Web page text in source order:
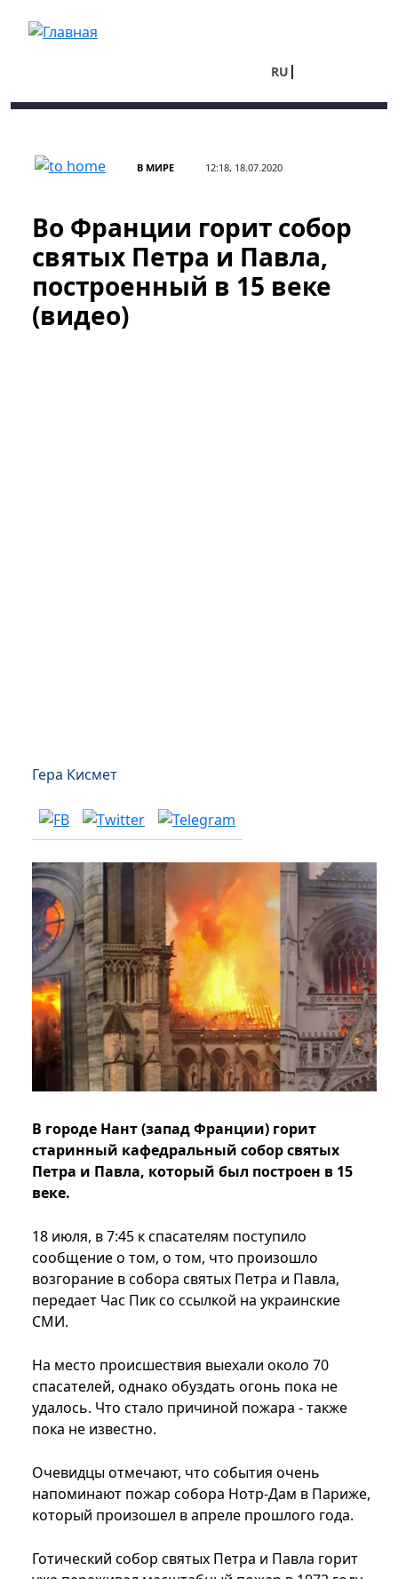
RU
В МИРЕ 12:18, 18.07.2020
Во Франции горит собор
святых Петра и Павла,
построенный в 15 веке
(видео)
Гера Кисмет
В городе Нант (запад Франции) горит
старинный кафедральный собор святых
Петра и Павла, который был построен в 15
веке.
18 июля, в 7:45 к спасателям поступило
сообщение о том, о том, что произошло
возгорание в собора святых Петра и Павла,
передает Час Пик со ссылкой на украинские
СМИ.
На место происшествия выехали около 70
спасателей, однако обуздать огонь пока не
удалось. Что стало причиной пожара - также
пока не известно.
Очевидцы отмечают, что события очень
напоминают пожар собора Нотр-Дам в Париже,
который произошел в апреле прошлого года.
Готический собор святых Петра и Павла горит